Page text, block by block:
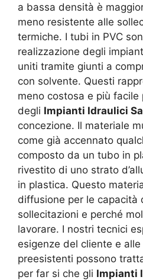
a bassa densità è
meno resistente alle
termiche. I tubi in PVC
realizzazione degli
uniti tramite giunti a
con solvente. Questi
meno costosa e più facile
degli Impianti Idraulici
concezione. Il materiale
come già accennato
composto da un tubo in
rivestito di uno strato
in plastica. Questo
diffusione per le capacità
sollecitazioni e perché
lavorare. I nostri tecnici
esigenze del cliente e
preesistenti possono
per far si che gli Impianti